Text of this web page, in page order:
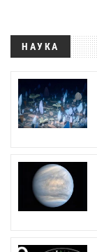
НАУКА